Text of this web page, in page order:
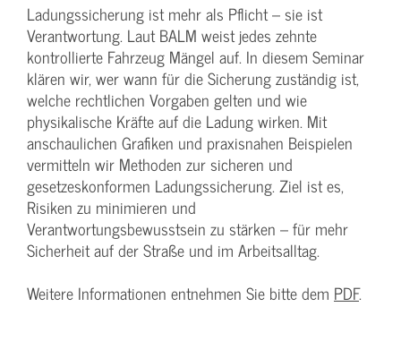
Ladungssicherung ist mehr als Pflicht – sie ist
Verantwortung. Laut BALM weist jedes zehnte
kontrollierte Fahrzeug Mängel auf. In diesem Seminar
klären wir, wer wann für die Sicherung zuständig ist,
welche rechtlichen Vorgaben gelten und wie
physikalische Kräfte auf die Ladung wirken. Mit
anschaulichen Grafiken und praxisnahen Beispielen
vermitteln wir Methoden zur sicheren und
gesetzeskonformen Ladungssicherung. Ziel ist es,
Risiken zu minimieren und
Verantwortungsbewusstsein zu stärken – für mehr
Sicherheit auf der Straße und im Arbeitsalltag.
Weitere Informationen entnehmen Sie bitte dem PDF.